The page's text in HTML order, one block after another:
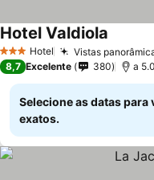
3 EstrelasHotel Vistas
Hotel Valdiola
8,7 Excelente 380 a
Selecione as datas para
exatos.